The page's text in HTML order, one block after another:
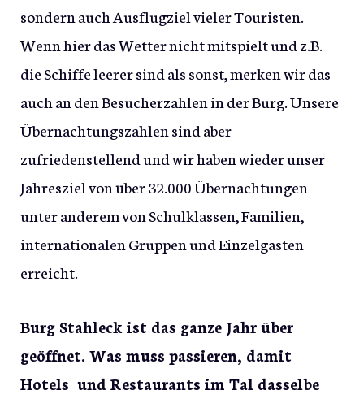
sondern auch Ausflugziel vieler Touristen.
Wenn hier das Wetter nicht mitspielt und z.B.
die Schiffe leerer sind als sonst, merken wir das
auch an den Besucherzahlen in der Burg. Unsere
Übernachtungszahlen sind aber
zufriedenstellend und wir haben wieder unser
Jahresziel von über 32.000 Übernachtungen
unter anderem von Schulklassen, Familien,
internationalen Gruppen und Einzelgästen
erreicht.
Burg Stahleck ist das ganze Jahr über
geöffnet. Was muss passieren, damit
Hotels und Restaurants im Tal dasselbe